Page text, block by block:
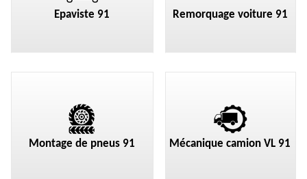
Epaviste 91 Remorquage voiture 91
Montage de pneus 91 Mécanique camion VL 91